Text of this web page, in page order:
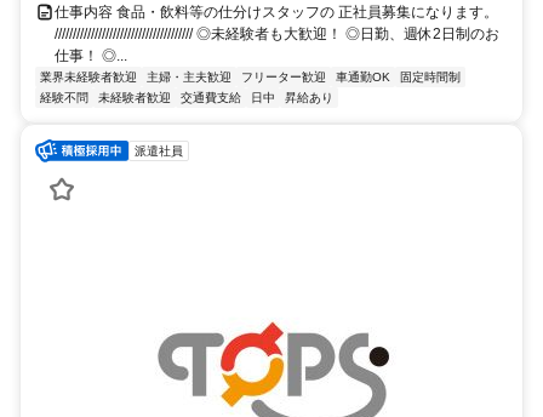
仕事内容 食品・飲料等の仕分けスタッフの 正社員募集になります。
////////////////////////////////////// ◎未経験者も大歓迎！ ◎日勤、週休2日制のお
仕事！ ◎...
業界未経験者歓迎 主婦・主夫歓迎 フリーター歓迎 車通勤OK
固定時間制
経験不問
未経験者歓迎 交通費支給 日中 昇給あり
派遣社員